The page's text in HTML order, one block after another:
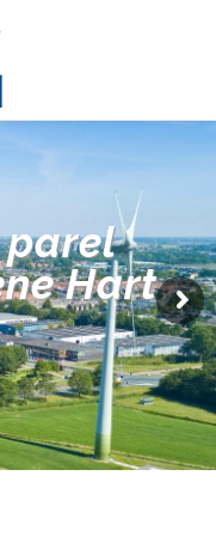
parel
Hart